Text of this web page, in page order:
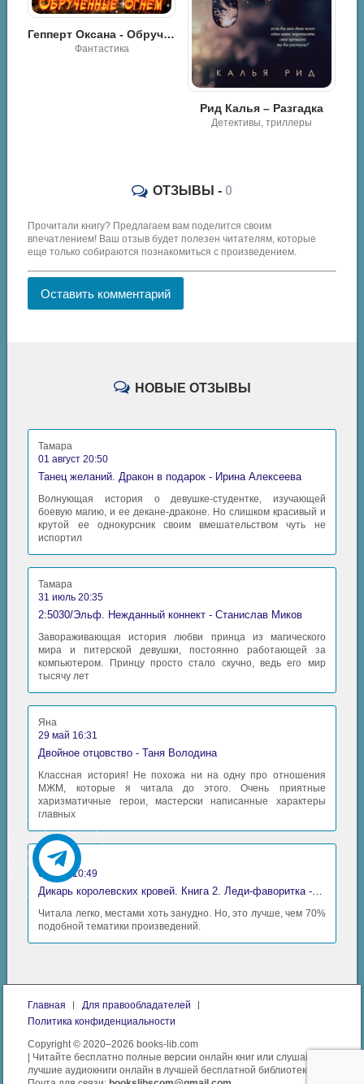
Гепперт Оксана - Обрученные Огнем
Фантастика
Рид Калья – Разгадка
Детективы, триллеры
ОТЗЫВЫ - 0
Прочитали книгу? Предлагаем вам поделится своим
впечатлением! Ваш отзыв будет полезен читателям, которые
еще только собираются познакомиться с произведением.
Оставить комментарий
НОВЫЕ ОТЗЫВЫ
Тамара
01 август 20:50
Танец желаний. Дракон в подарок - Ирина Алексеева
Волнующая история о девушке-студентке, изучающей
боевую магию, и ее декане-драконе. Но слишком красивый и
крутой ее однокурсник своим вмешательством чуть не
испортил
Тамара
31 июль 20:35
2:5030/Эльф. Нежданный коннект - Станислав Миков
Завораживающая история любви принца из магического
мира и питерской девушки, постоянно работающей за
компьютером. Принцу просто стало скучно, ведь его мир
тысячу лет
Яна
29 май 16:31
Двойное отцовство - Таня Володина
Классная история! Не похожа ни на одну про отношения
МЖМ, которые я читала до этого. Очень приятные
харизматичные герои, мастерски написанные характеры
главных
Аида
06 май 10:49
Дикарь королевских кровей. Книга 2. Леди-фаворитка - Анна Сергеевна Гаврилова
Читала легко, местами хоть занудно. Но, это лучше, чем 70%
подобной тематики произведений.
Главная
Для правообладателей
Политика конфиденциальности
Copyright © 2020–2026 books-lib.com
| Читайте бесплатно полные версии онлайн книг или слушайте
лучшие аудиокниги онлайн в лучшей бесплатной библиотеке.